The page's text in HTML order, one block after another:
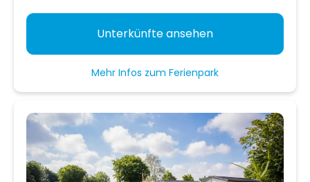
Unterkünfte ansehen
Mehr Infos zum Ferienpark